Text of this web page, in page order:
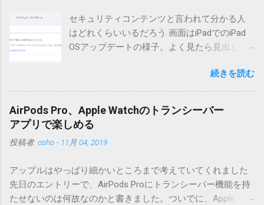
版へのアップデートを強くお勧めしてます。 mail-entry.zipを
ダウンロードするにはここをクリックしてください。
（Windowsから解凍したフォルダを見ると「_MACOSX」とい
りませんので無視してください。MacOS XでZIP圧縮している
ため、Mac独自のファイル情報が含まれてしまうようで
す。） Ver.0.3.0以降用の差分ファイルはこちら 。ZIP圧縮して
まとめてあります。いまのバージョン番号と同じバージョン
合は一つずつ順に適用していく必要があります。0.5.0以降
ません。改造してる方向けに、バージョンアップポイントを
お知らせするのが主な目的となっています。 まずはどんなふ
セキュリティコンテンツと言われて分かる人
はどれくらいいるだろう 画面はiPadでのiPad
OSアップデートの様子。よく見たら見出しは
の名前としてはいまだにiOSのままとか、そん
な理由じゃないでしょうね。 それは混乱のも
ア・アップデートのセキュリティコンテンツ
については、以下のWebサイトをご覧くださ
い」の部分。 セキュリティコンテンツ…？ こ
す。人によってはここで悩んだ結果、アップ
デートをしない人も出てきそうですよ。アッ
プデートに限らず、分からないけどやってみ
続きを読む
AirPods Pro、Apple Watchのトランシーバー
アプリで楽しめる
投稿者: osho - 11月 04, 2019
アップルはやっぱり細かいところまで考えていてくれました
先日のエントリーで、AirPods Proにトランシーバー機能を持
たせないのは何故なのかと書きました。ついでに、Apple